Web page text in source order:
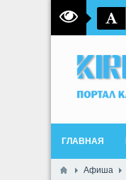
ГЛАВНАЯ
Афиша